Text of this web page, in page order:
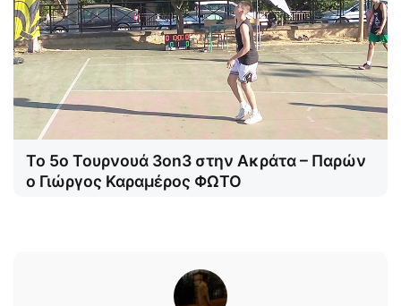
Το 5ο Τουρνουά 3on3 στην Ακράτα – Παρών
ο Γιώργος Καραμέρος ΦΩΤΟ